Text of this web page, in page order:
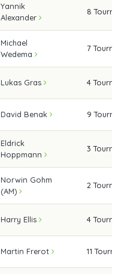
Yannik
Alexander
8
Michael
Wedema
7
Lukas Gras 4
David Benak 9
Eldrick
Hoppmann
3
Norwin Gohm
(AM)
2
Harry Ellis 4
Martin Frerot 11